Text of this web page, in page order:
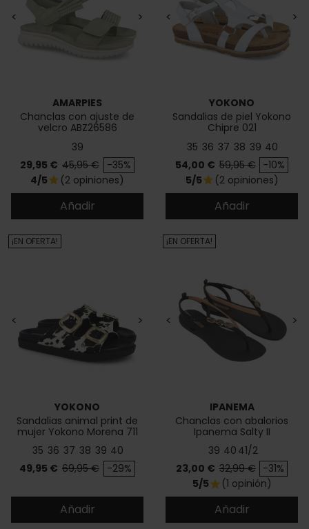
< >
AMARPIES
Chanclas con ajuste de
velcro ABZ26586
39
Precio
29,95 € Precio base
45,95 € -35%
4/5star (2 opiniones)
Añadir
< >
YOKONO
Sandalias de piel Yokono
Chipre 021
35 36 37 38 39 40
Precio
54,00 € Precio base
59,95 € -10%
5/5star (2 opiniones)
Añadir
< >
YOKONO
Sandalias animal print de
mujer Yokono Morena 711
35 36 37 38 39 40
Precio
49,95 € Precio base
69,95 € -29%
¡EN OFERTA!
Añadir
< >
IPANEMA
Chanclas con abalorios
Ipanema Salty II
39 40 41/2
Precio
23,00 € Precio base
32,99 € -31%
¡EN OFERTA!
5/5star (1 opinión)
Añadir